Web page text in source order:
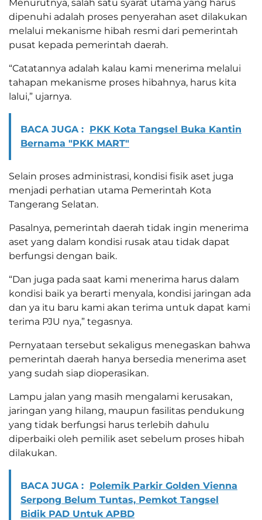
Menurutnya, salah satu syarat utama yang harus
dipenuhi adalah proses penyerahan aset dilakukan
melalui mekanisme hibah resmi dari pemerintah
pusat kepada pemerintah daerah.
“Catatannya adalah kalau kami menerima melalui
tahapan mekanisme proses hibahnya, harus kita
lalui,” ujarnya.
BACA JUGA : PKK Kota Tangsel Buka Kantin
Bernama "PKK MART"
Selain proses administrasi, kondisi fisik aset juga
menjadi perhatian utama Pemerintah Kota
Tangerang Selatan.
Pasalnya, pemerintah daerah tidak ingin menerima
aset yang dalam kondisi rusak atau tidak dapat
berfungsi dengan baik.
“Dan juga pada saat kami menerima harus dalam
kondisi baik ya berarti menyala, kondisi jaringan ada
dan ya itu baru kami akan terima untuk dapat kami
terima PJU nya,” tegasnya.
Pernyataan tersebut sekaligus menegaskan bahwa
pemerintah daerah hanya bersedia menerima aset
yang sudah siap dioperasikan.
Lampu jalan yang masih mengalami kerusakan,
jaringan yang hilang, maupun fasilitas pendukung
yang tidak berfungsi harus terlebih dahulu
diperbaiki oleh pemilik aset sebelum proses hibah
dilakukan.
BACA JUGA : Polemik Parkir Golden Vienna
Serpong Belum Tuntas, Pemkot Tangsel
Bidik PAD Untuk APBD